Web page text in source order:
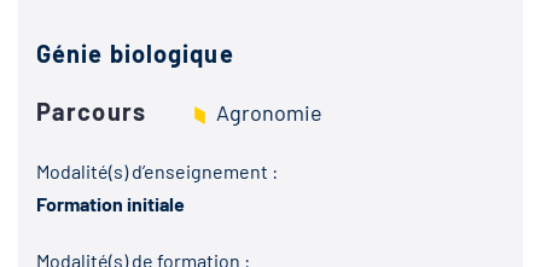
Génie biologique
Parcours
Agronomie
Modalité(s) d’enseignement :
Formation initiale
Modalité(s) de formation :